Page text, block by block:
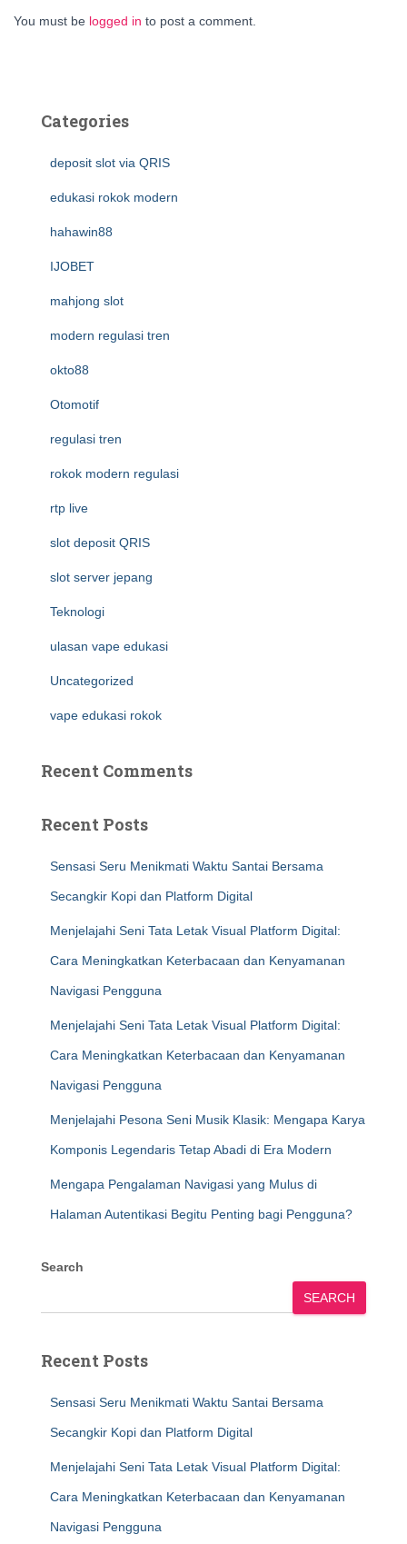
You must be logged in to post a comment.
Categories
deposit slot via QRIS
edukasi rokok modern
hahawin88
IJOBET
mahjong slot
modern regulasi tren
okto88
Otomotif
regulasi tren
rokok modern regulasi
rtp live
slot deposit QRIS
slot server jepang
Teknologi
ulasan vape edukasi
Uncategorized
vape edukasi rokok
Recent Comments
Recent Posts
Sensasi Seru Menikmati Waktu Santai Bersama
Secangkir Kopi dan Platform Digital
Menjelajahi Seni Tata Letak Visual Platform Digital:
Cara Meningkatkan Keterbacaan dan Kenyamanan
Navigasi Pengguna
Menjelajahi Seni Tata Letak Visual Platform Digital:
Cara Meningkatkan Keterbacaan dan Kenyamanan
Navigasi Pengguna
Menjelajahi Pesona Seni Musik Klasik: Mengapa Karya
Komponis Legendaris Tetap Abadi di Era Modern
Mengapa Pengalaman Navigasi yang Mulus di
Halaman Autentikasi Begitu Penting bagi Pengguna?
Search
SEARCH
Recent Posts
Sensasi Seru Menikmati Waktu Santai Bersama
Secangkir Kopi dan Platform Digital
Menjelajahi Seni Tata Letak Visual Platform Digital:
Cara Meningkatkan Keterbacaan dan Kenyamanan
Navigasi Pengguna